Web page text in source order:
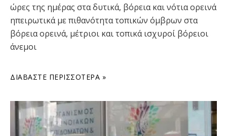
ώρες της ημέρας στα δυτικά, βόρεια και νότια ορεινά
ηπειρωτικά με πιθανότητα τοπικών όμβρων στα
βόρεια ορεινά, μέτριοι και τοπικά ισχυροί βόρειοι
άνεμοι
ΔΙΑΒΆΣΤΕ ΠΕΡΙΣΣΌΤΕΡΑ »